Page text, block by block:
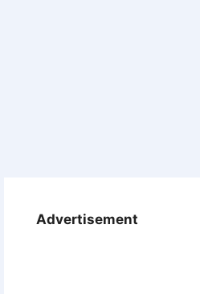
Advertisement